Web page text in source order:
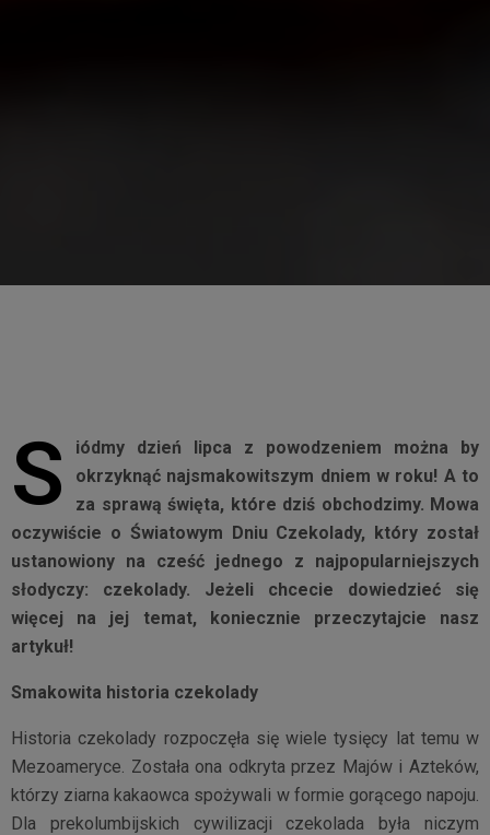
S
iódmy dzień lipca z powodzeniem można by
okrzyknąć najsmakowitszym dniem w roku! A to
za sprawą święta, które dziś obchodzimy. Mowa
oczywiście o Światowym Dniu Czekolady, który został
ustanowiony na cześć jednego z najpopularniejszych
słodyczy: czekolady. Jeżeli chcecie dowiedzieć się
więcej na jej temat, koniecznie przeczytajcie nasz
artykuł!
Smakowita historia czekolady
Historia czekolady rozpoczęła się wiele tysięcy lat temu w
Mezoameryce. Została ona odkryta przez Majów i Azteków,
którzy ziarna kakaowca spożywali w formie gorącego napoju.
Dla prekolumbijskich cywilizacji czekolada była niczym